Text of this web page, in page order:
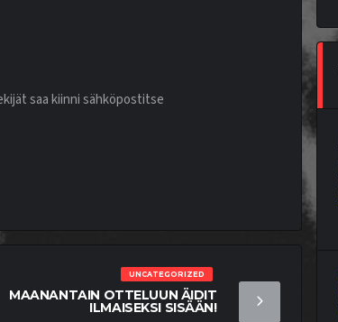
saa kiinni sähköpostitse
UNCATEGORIZED
MAANANTAIN OTTELUUN ÄIDIT
ILMAISEKSI SISÄÄN!